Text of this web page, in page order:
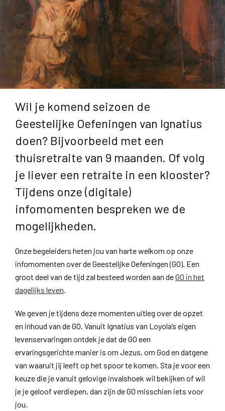
Wil je komend seizoen de
Geestelijke Oefeningen van Ignatius
doen? Bijvoorbeeld met een
thuisretraite van 9 maanden. Of volg
je liever een retraite in een klooster?
Tijdens onze (digitale)
infomomenten bespreken we de
mogelijkheden.
Onze begeleiders heten jou van harte welkom op onze
infomomenten over de Geestelijke Oefeningen (GO). Een
groot deel van de tijd zal besteed worden aan deGO in het
dagelijks leven
We geven je tijdens deze momenten uitleg over de opzet
en inhoud van de GO. Vanuit Ignatius van Loyola’s eigen
levenservaringen ontdek je dat de GO een
ervaringsgerichte manier is om Jezus, om God en datgene
van waaruit jij leeft op het spoor te komen. Sta je voor een
keuze die je vanuit gelovige invalshoek wil bekijken of wil
je je geloof verdiepen, dan zijn de GO misschien iets voor
jou.